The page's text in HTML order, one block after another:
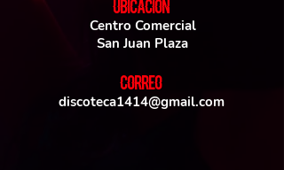
UBICACIoN
Centro Comercial
San Juan Plaza
CORREO
discoteca1414@gmail.com